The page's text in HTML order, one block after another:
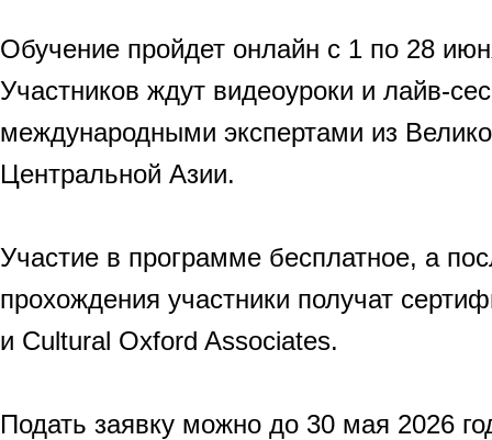
Обучение пройдет онлайн с 1 по 28
Участников ждут видеоуроки и лайв-
международными экспертами из
Центральной Азии.
Участие в программе бесплатное, а
прохождения участники получат
и Cultural Oxford Associates.
Подать заявку можно до 30 мая 2026